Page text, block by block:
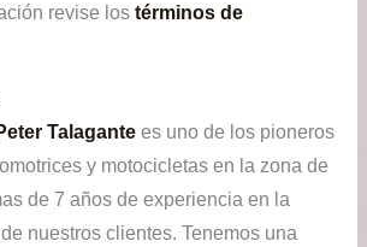
revise los términos de
Talagante es uno de los pioneros
y motocicletas en la zona de
de 7 años de experiencia en la
nuestros clientes. Tenemos una